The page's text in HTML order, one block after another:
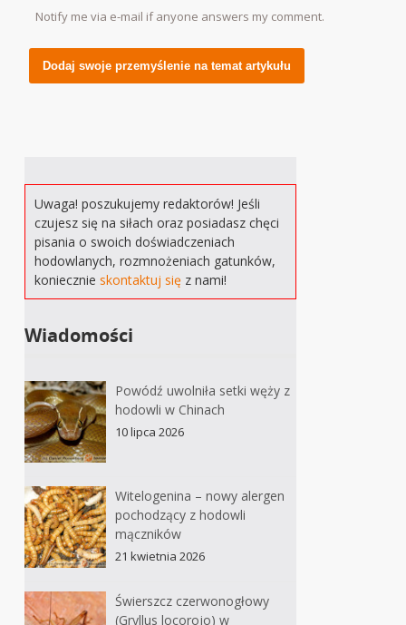
Notify me via e-mail if anyone answers my comment.
Uwaga! poszukujemy redaktorów! Jeśli
czujesz się na siłach oraz posiadasz chęci
pisania o swoich doświadczeniach
hodowlanych, rozmnożeniach gatunków,
koniecznieskontaktuj się z nami!
Wiadomości
Powódź uwolniła setki węży z
hodowli w Chinach
10 lipca 2026
Witelogenina – nowy alergen
pochodzący z hodowli
mączników
21 kwietnia 2026
Świerszcz czerwonogłowy
(Gryllus locorojo) w